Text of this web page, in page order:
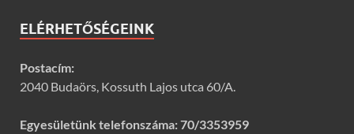
ELÉRHETŐSÉGEINK
Postacím:
2040 Budaörs, Kossuth Lajos utca 60/A.
Egyesületünk telefonszáma:70/3353959